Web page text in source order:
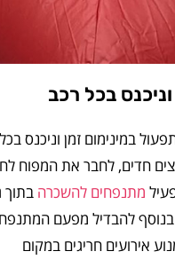
בכל רכב
במינימום זמן
חדים, לחבר את המפוח
מתנפחים להשכרה בתוך
להבדיל מפעם
אירועים חריגים במקום